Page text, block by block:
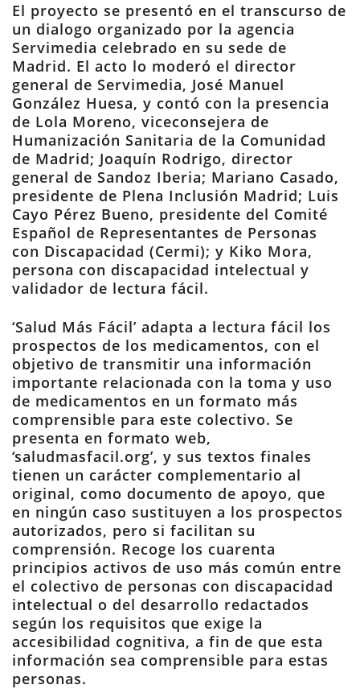
El proyecto se presentó en el transcurso de
un dialogo organizado por la agencia
Servimedia celebrado en su sede de
Madrid. El acto lo moderó el director
general de Servimedia, José Manuel
González Huesa, y contó con la presencia
de Lola Moreno, viceconsejera de
Humanización Sanitaria de la Comunidad
de Madrid; Joaquín Rodrigo, director
general de Sandoz Iberia; Mariano Casado,
presidente de Plena Inclusión Madrid; Luis
Cayo Pérez Bueno, presidente del Comité
Español de Representantes de Personas
con Discapacidad (Cermi); y Kiko Mora,
persona con discapacidad intelectual y
validador de lectura fácil.
‘Salud Más Fácil’ adapta a lectura fácil los
prospectos de los medicamentos, con el
objetivo de transmitir una información
importante relacionada con la toma y uso
de medicamentos en un formato más
comprensible para este colectivo. Se
presenta en formato web,
‘saludmasfacil.org’, y sus textos finales
tienen un carácter complementario al
original, como documento de apoyo, que
en ningún caso sustituyen a los prospectos
autorizados, pero si facilitan su
comprensión. Recoge los cuarenta
principios activos de uso más común entre
el colectivo de personas con discapacidad
intelectual o del desarrollo redactados
según los requisitos que exige la
accesibilidad cognitiva, a fin de que esta
información sea comprensible para estas
personas.